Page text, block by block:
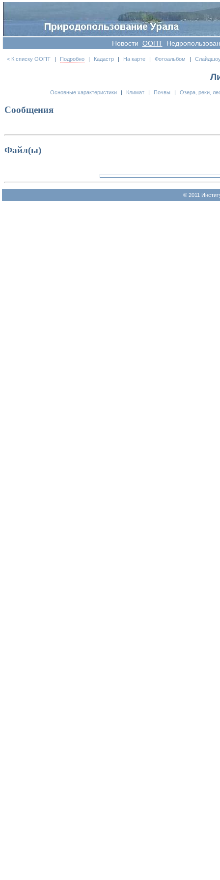
Новости OOПT
< К списку ООПТ | Подробно | Кадастр | На карте | Фотоальбом |
Основные характеристики Климат Почвы Озера, реки,
Сообщения
Файл(ы)
© 2011